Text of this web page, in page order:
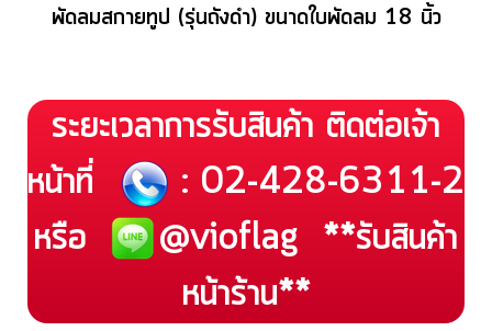
พัดลมสกายทูป (รุ่นถังดำ) ขนาดใบพัดลม 18 นิ้ว
ระยะเวลาการรับสินค้า ติดต่อเจ้า
หน้าที่
: 02-428-6311-2
หรือ
@vioflag **รับสินค้า
หน้าร้าน**